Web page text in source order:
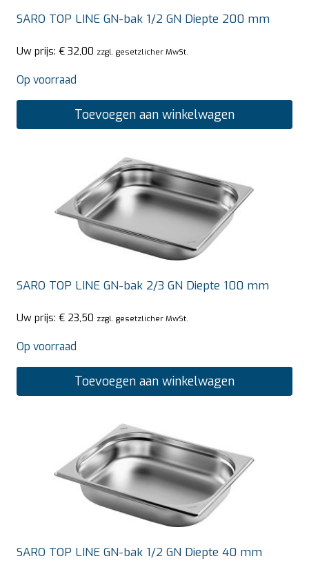
SARO TOP LINE GN-bak 1/2 GN Diepte 200 mm
Uw prijs: € 32,00 zzgl. gesetzlicher MwSt.
Op voorraad
Toevoegen aan winkelwagen
SARO TOP LINE GN-bak 2/3 GN Diepte 100 mm
Uw prijs: € 23,50 zzgl. gesetzlicher MwSt.
Op voorraad
Toevoegen aan winkelwagen
SARO TOP LINE GN-bak 1/2 GN Diepte 40 mm